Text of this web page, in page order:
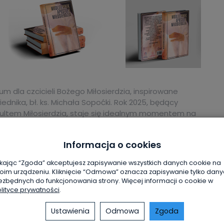
dla czcicieli Bożego Miłosierdzia, inspirowane
bł. ks. Michała Sopoćki. Rok 2025, będący
Miłosierdzia, staje się idealnym momentem na
ale także te szczególnie związane z kultem
litanię oraz refleksje nad słowami Chrystusa
odkrywania i pogłębiania swojego powołania do
Informacja o cookies
“Zgoda” akceptujesz zapisywanie wszystkich danych cookie na
urządzeniu. Kliknięcie “Odmowa” oznacza zapisywanie tylko
do funkcjonowania strony. Więcej informacji o cookie w
prywatności.
Ustawienia Odmowa Zgoda